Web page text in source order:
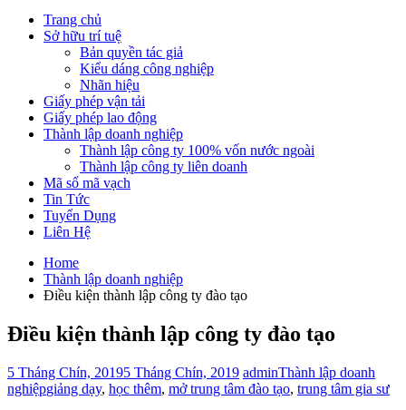
Trang chủ
Sở hữu trí tuệ
Bản quyền tác giả
Kiểu dáng công nghiệp
Nhãn hiệu
Giấy phép vận tải
Giấy phép lao động
Thành lập doanh nghiệp
Thành lập công ty 100% vốn nước ngoài
Thành lập công ty liên doanh
Mã số mã vạch
Tin Tức
Tuyển Dụng
Liên Hệ
Home
Thành lập doanh nghiệp
Điều kiện thành lập công ty đào tạo
Điều kiện thành lập công ty đào tạo
5 Tháng Chín, 20195 Tháng Chín, 2019 adminThành lập doanh
nghiệpgiảng dạy, học thêm, mở trung tâm đào tạo, trung tâm gia sư